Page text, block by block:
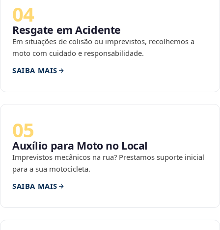
04
Resgate em Acidente
Em situações de colisão ou imprevistos, recolhemos a
moto com cuidado e responsabilidade.
SAIBA MAIS
05
Auxílio para Moto no Local
Imprevistos mecânicos na rua? Prestamos suporte inicial
para a sua motocicleta.
SAIBA MAIS